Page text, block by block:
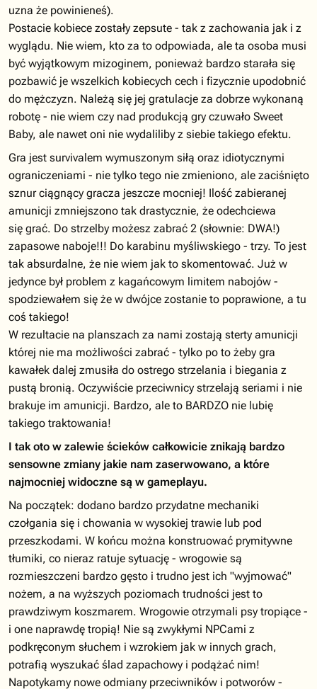
uzna że powinieneś).
Postacie kobiece zostały zepsute - tak z zachowania jak i z
wyglądu. Nie wiem, kto za to odpowiada, ale ta osoba musi
być wyjątkowym mizoginem, ponieważ bardzo starała się
pozbawić je wszelkich kobiecych cech i fizycznie upodobnić
do mężczyzn. Należą się jej gratulacje za dobrze wykonaną
robotę - nie wiem czy nad produkcją gry czuwało Sweet
Baby, ale nawet oni nie wydaliliby z siebie takiego efektu.
Gra jest survivalem wymuszonym siłą oraz idiotycznymi
ograniczeniami - nie tylko tego nie zmieniono, ale zaciśnięto
sznur ciągnący gracza jeszcze mocniej! Ilość zabieranej
amunicji zmniejszono tak drastycznie, że odechciewa
się grać. Do strzelby możesz zabrać 2 (słownie: DWA!)
zapasowe naboje!!! Do karabinu myśliwskiego - trzy. To jest
tak absurdalne, że nie wiem jak to skomentować. Już w
jedynce był problem z kagańcowym limitem nabojów -
spodziewałem się że w dwójce zostanie to poprawione, a tu
coś takiego!
W rezultacie na planszach za nami zostają sterty amunicji
której nie ma możliwości zabrać - tylko po to żeby gra
kawałek dalej zmusiła do ostrego strzelania i biegania z
pustą bronią. Oczywiście przeciwnicy strzelają seriami i nie
brakuje im amunicji. Bardzo, ale to BARDZO nie lubię
takiego traktowania!
I tak oto w zalewie ścieków całkowicie znikają bardzo
sensowne zmiany jakie nam zaserwowano, a które
najmocniej widoczne są w gameplayu.
Na początek: dodano bardzo przydatne mechaniki
czołgania się i chowania w wysokiej trawie lub pod
przeszkodami. W końcu można konstruować prymitywne
tłumiki, co nieraz ratuje sytuację - wrogowie są
rozmieszczeni bardzo gęsto i trudno jest ich "wyjmować"
nożem, a na wyższych poziomach trudności jest to
prawdziwym koszmarem. Wrogowie otrzymali psy tropiące -
i one naprawdę tropią! Nie są zwykłymi NPCami z
podkręconym słuchem i wzrokiem jak w innych grach,
potrafią wyszukać ślad zapachowy i podążać nim!
Napotykamy nowe odmiany przeciwników i potworów -